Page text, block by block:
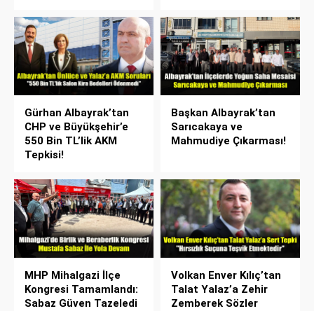
Gürhan Albayrak’tan
CHP ve Büyükşehir’e
550 Bin TL’lik AKM
Tepkisi!
Başkan Albayrak’tan
Sarıcakaya ve
Mahmudiye Çıkarması!
MHP Mihalgazi İlçe
Kongresi Tamamlandı:
Sabaz Güven Tazeledi
Volkan Enver Kılıç’tan
Talat Yalaz’a Zehir
Zemberek Sözler